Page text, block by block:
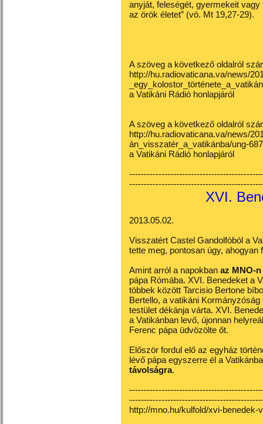
anyját, feleségét, gyermekeit
az örök életet” (vö. Mt 19,27-29).
A szöveg a következő oldalról
http://hu.radiovaticana.va/news/
a Vatikáni Rádió honlapjáról
A szöveg a következő oldalról
http://hu.radiovaticana.va/news/
án_visszatér_a_vatikánba/ung-
a Vatikáni Rádió honlapjáról
XVI.
2013.05.02.
Visszatért Castel Gandolfóból a
tette meg, pontosan úgy,
Amint arról a napokban az MNO-
pápa Rómába. XVI. Benedeket a
többek között Tarcisio Bertone
Bertello, a vatikáni
testület dékánja várta. XVI.
a Vatikánban levő, újonnan
Ferenc pápa üdvözölte őt.
Először fordul elő az egyház
lévő pápa egyszerre él a
távolságra.
http://mno.hu/kulfold/xvi-benedek-